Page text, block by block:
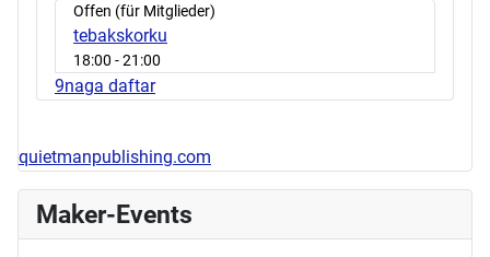
Offen (für Mitglieder)
tebakskorku
18:00 - 21:00
9naga daftar
quietmanpublishing.com
Maker-Events